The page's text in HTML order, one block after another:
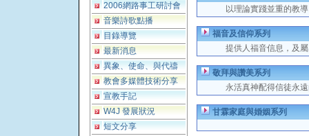
2006網路事工研討會
音樂詩歌點播
目錄導覽
最新消息
異象、使命、與代禱
教會多媒體技術分享
宣教手記
W4J 發展狀況
短文分享
以理論實踐並重的教
福音及信仰系列
提供人福音信息，及
敬拜與讚美系列
永活真神配得信徒永
甘霖家庭與婚姻系列